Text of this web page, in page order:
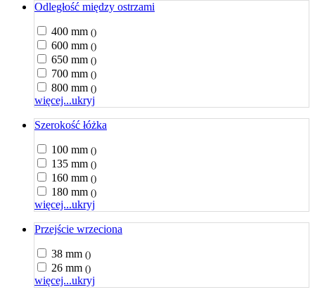
Odległość między ostrzami
400 mm ()
600 mm ()
650 mm ()
700 mm ()
800 mm ()
więcej...ukryj
Szerokość łóżka
100 mm ()
135 mm ()
160 mm ()
180 mm ()
więcej...ukryj
Przejście wrzeciona
38 mm ()
26 mm ()
więcej...ukryj